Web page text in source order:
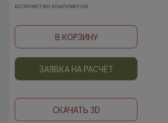
количество комплектов
В КОРЗИНУ
ЗАЯВКА НА РАСЧЁТ
СКАЧАТЬ 3D